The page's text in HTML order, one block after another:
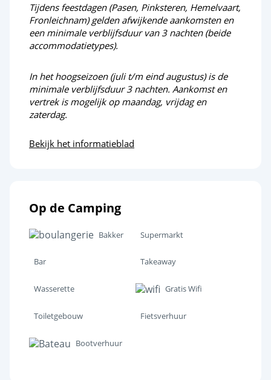
Tijdens feestdagen (Pasen, Pinksteren, Hemelvaart,
Fronleichnam) gelden afwijkende aankomsten en
een minimale verblijfsduur van 3 nachten (beide
accommodatietypes).
In het hoogseizoen (juli t/m eind augustus) is de
minimale verblijfsduur 3 nachten. Aankomst en
vertrek is mogelijk op maandag, vrijdag en
zaterdag.
Bekijk het informatieblad
Op de Camping
Bakker Supermarkt
Bar Takeaway
Wasserette Gratis Wifi
Toiletgebouw Fietsverhuur
Bootverhuur